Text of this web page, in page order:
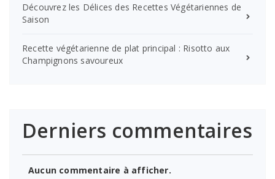
Découvrez les Délices des Recettes Végétariennes de
Saison
Recette végétarienne de plat principal : Risotto aux
Champignons savoureux
Derniers commentaires
Aucun commentaire à afficher.